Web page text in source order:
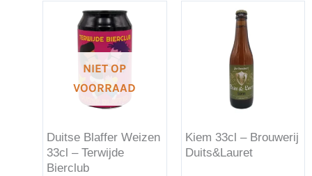
NIET OP
VOORRAAD
Duitse Blaffer Weizen
33cl – Terwijde
Bierclub
Kiem 33cl – Brouwerij
Duits&Lauret